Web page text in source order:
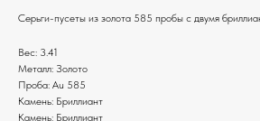
Серьги-пусеты из золота 585 пробы с двумя
Вес: 3.41
Металл: Золото
Проба: Au 585
Камень: Бриллиант
Камень: Бриллиант